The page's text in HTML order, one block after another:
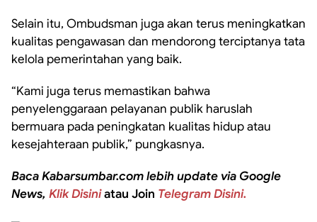
Selain itu, Ombudsman juga akan terus meningkatkan
kualitas pengawasan dan mendorong terciptanya tata
kelola pemerintahan yang baik.
“Kami juga terus memastikan bahwa
penyelenggaraan pelayanan publik haruslah
bermuara pada peningkatan kualitas hidup atau
kesejahteraan publik,” pungkasnya.
Baca Kabarsumbar.com lebih update via Google
News, Klik Disiniatau Join Telegram Disini.